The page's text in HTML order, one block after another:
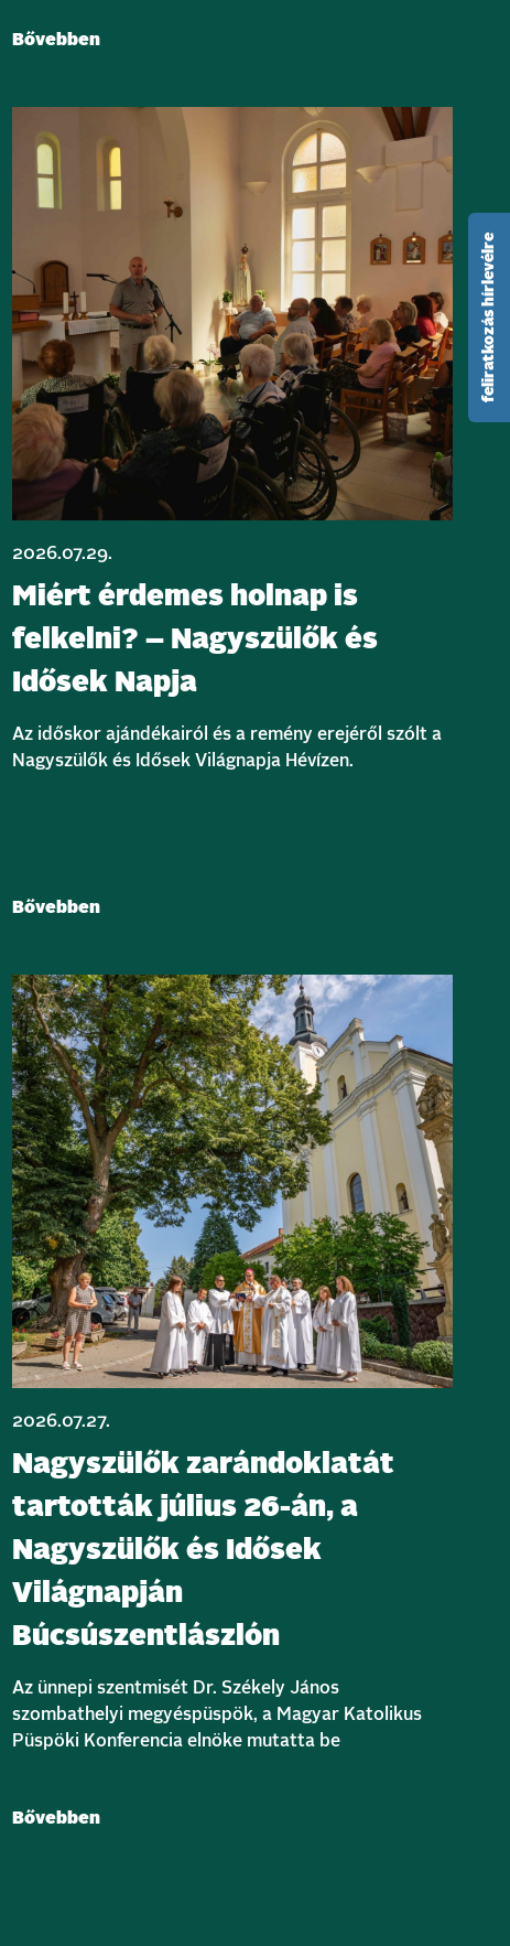
Bővebben
2026.07.29.
Miért érdemes holnap is
felkelni? – Nagyszülők és
Idősek Napja
Az időskor ajándékairól és a remény erejéről szólt a
Nagyszülők és Idősek Világnapja Hévízen.
Bővebben
2026.07.27.
Nagyszülők zarándoklatát
tartották július 26-án, a
Nagyszülők és Idősek
Világnapján
Búcsúszentlászlón
Az ünnepi szentmisét Dr. Székely János
szombathelyi megyéspüspök, a Magyar Katolikus
Püspöki Konferencia elnöke mutatta be
Bővebben
feliratkozás hírlevélre